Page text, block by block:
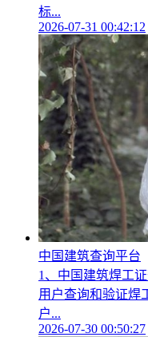
标...
2026-07-31 00:42:12
中国建筑查询平台
1、中国建筑焊工
用户查询和验证焊
户...
2026-07-30 00:50:27